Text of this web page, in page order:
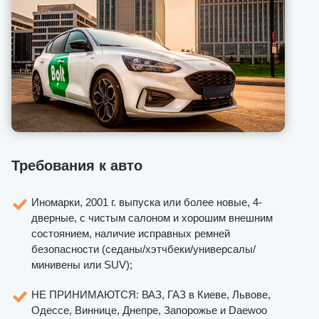
Требования к авто
Иномарки, 2001 г. выпуска или более новые, 4-
дверные, с чистым салоном и хорошим внешним
состоянием, наличие исправных ремней
безопасности (седаны/хэтчбеки/универсалы/
минивены или SUV);
НЕ ПРИНИМАЮТСЯ: ВАЗ, ГАЗ в Киеве, Львове,
Одессе, Виннице, Днепре, Запорожье и Daewoo